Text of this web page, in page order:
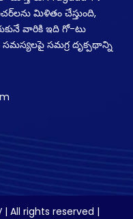
మిళితం చేస్తుంది,
వారికి ఇది గో-టు
సమగ్ర దృక్పథాన్ని
All rights reserved |